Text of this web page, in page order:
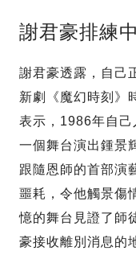
謝君豪排練
謝君豪透露，自己
新劇《魔幻時刻》
表示，1986年自己
一個舞台演出鍾景
跟隨恩師的首部演
噩耗，令他觸景傷
憶的舞台見證了師
豪接收離別消息的